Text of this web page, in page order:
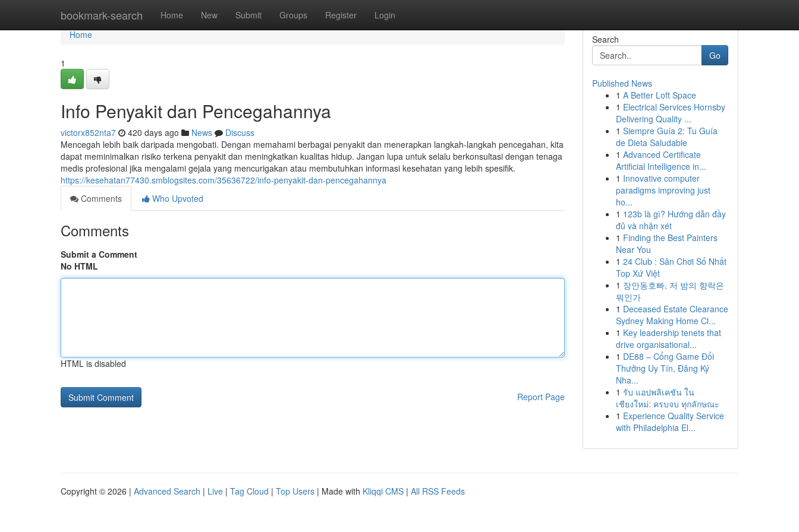
bookmark-search Home New Submit Groups Register Login
Home
Home
1
Info Penyakit dan Pencegahannya
victorx852nta7 420 days ago News
Discuss
Mencegah lebih baik daripada mengobati. Dengan memahami berbagai penyakit dan menerapkan langkah-langkah pencegahan, kita
dapat meminimalkan risiko terkena penyakit dan meningkatkan kualitas hidup. Jangan lupa untuk selalu berkonsultasi dengan tenaga
medis profesional jika mengalami gejala yang mencurigakan atau membutuhkan informasi kesehatan yang lebih spesifik.
https://kesehatan77430.smblogsites.com/35636722/info-penyakit-dan-pencegahannya
Comments
Who Upvoted
Comments
Submit a Comment
No HTML
HTML is disabled
Report Page
Search
Go
Published News
1 A Better Loft Space
1 Electrical Services Hornsby
Delivering Quality ...
1 Siempre Guía 2: Tu Guía
de Dieta Saludable
1 Advanced Certificate
Artificial Intelligence in...
1 Innovative computer
paradigms improving just
ho...
1 123b là gì? Hướng dẫn đầy
đủ và nhận xét
1 Finding the Best Painters
Near You
1 24 Club : Sân Chơi Số Nhất
Top Xứ Việt
1 장안동호빠, 저 밤의 향락은
뭐인가
1 Deceased Estate Clearance
Sydney Making Home Cl...
1 Key leadership tenets that
drive organisational...
1 DE88 – Cổng Game Đổi
Thưởng Uy Tín, Đăng Ký
Nha...
1 รับ แอปพลิเคชัน ใน
เชียงใหม่: ครบจบ ทุกลักษณะ
1 Experience Quality Service
with Philadelphia El...
Copyright © 2026 | Advanced Search | Live | Tag Cloud | Top Users | Made with Kliqqi CMS | All RSS Feeds